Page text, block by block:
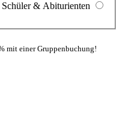
& Abiturienten
mit einer Gruppenbuchung!